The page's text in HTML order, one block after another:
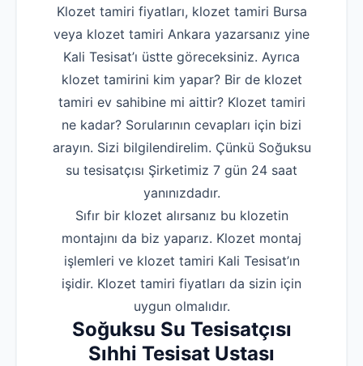
Klozet tamiri fiyatları, klozet tamiri Bursa
veya klozet tamiri Ankara yazarsanız yine
Kali Tesisat’ı üstte göreceksiniz. Ayrıca
klozet tamirini kim yapar? Bir de klozet
tamiri ev sahibine mi aittir? Klozet tamiri
ne kadar? Sorularının cevapları için bizi
arayın. Sizi bilgilendirelim. Çünkü Soğuksu
su tesisatçısı Şirketimiz 7 gün 24 saat
yanınızdadır.
Sıfır bir klozet alırsanız bu klozetin
montajını da biz yaparız. Klozet montaj
işlemleri ve klozet tamiri Kali Tesisat’ın
işidir. Klozet tamiri fiyatları da sizin için
uygun olmalıdır.
Soğuksu Su Tesisatçısı
Sıhhi Tesisat Ustası